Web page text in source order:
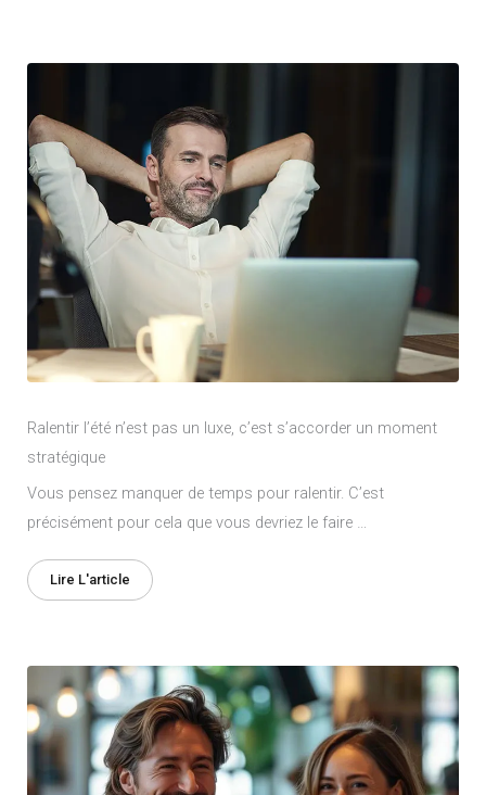
Ralentir l’été n’est pas un luxe, c’est s’accorder un moment
stratégique
Vous pensez manquer de temps pour ralentir. C’est
précisément pour cela que vous devriez le faire …
Lire L'article